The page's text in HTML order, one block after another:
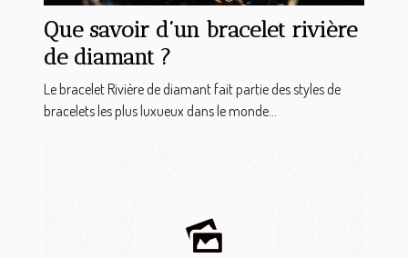
Que savoir d’un bracelet rivière
de diamant ?
Le bracelet Rivière de diamant fait partie des styles de
bracelets les plus luxueux dans le monde...